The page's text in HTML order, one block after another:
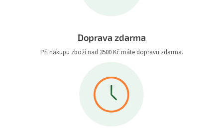
Doprava zdarma
Při nákupu zboží nad 3500 Kč máte dopravu zdarma.